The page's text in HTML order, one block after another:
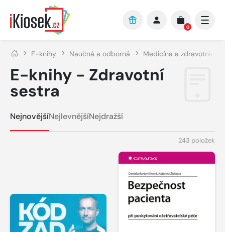
Přejít na hlavní obsah
0
E-knihy Naučná a odborná Medicína a zdravotnictví
E-knihy - Zdravotní
sestra
NejnovějšíNejlevnějšíNejdražší
243 položek